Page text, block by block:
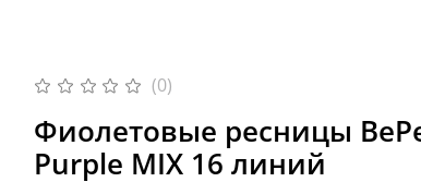
(0)
Фиолетовые ресницы
Purple MIX 16 линий